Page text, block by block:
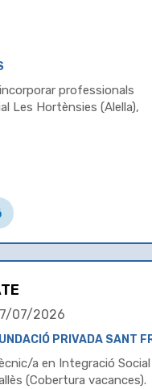
professionals
Les Hortènsies (Alella),
07/2026
PRIVADA SANT
a en Integració
(Cobertura vacances).